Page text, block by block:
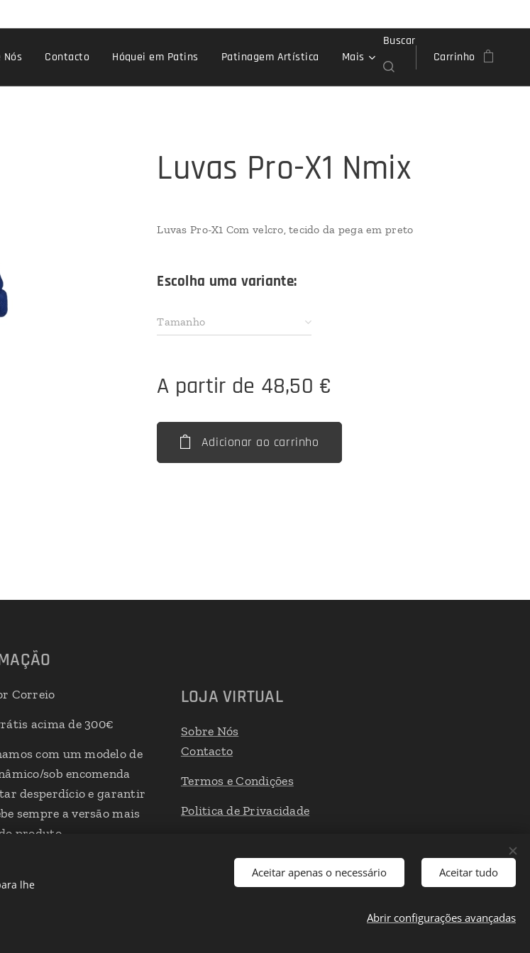
Nós Contacto Hóquei em Patins Patinagem Artística Mais
Buscar
Carrinho
Luvas Pro-X1 Nmix
Luvas Pro-X1 Com velcro, tecido da pega em preto
Escolha uma variante:
Tamanho
A partir de 48,50 €
Adicionar ao carrinho
Correio
acima de 300€
com um modelo de
sob encomenda
desperdício e garantir
sempre a versão mais
produto
LOJA VIRTUAL
Sobre Nós
Contacto
Termos e Condições
Politica de Privacidade
lhe
Aceitar apenas o necessário Aceitar tudo
Abrir configurações avançadas